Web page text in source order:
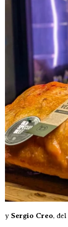
y Sergio Creo, del